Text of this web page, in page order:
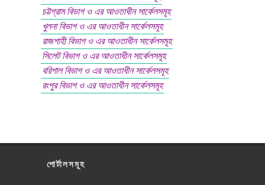
চট্টগ্রাম বিভাগ ও এর আওতাধীন সার্কেলসমূহ
খুলনা বিভাগ ও এর আওতাধীন সার্কেলসমূহ
রাজশাহী বিভাগ ও এর আওতাধীন সার্কেলসমূহ
সিলেট বিভাগ ও এর আওতাধীন সার্কেলসমূহ
বরিশাল বিভাগ ও এর আওতাধীন সার্কেলসমূহ
রংপুর বিভাগ ও এর আওতাধীন সার্কেলসমূহ
পোর্টালসমূহ